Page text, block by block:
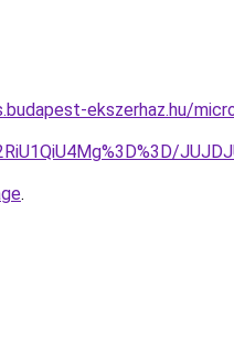
ekszerhaz.hu/
.